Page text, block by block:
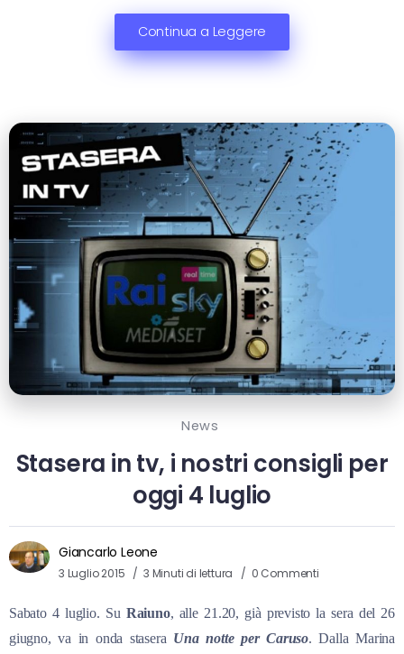
Continua a Leggere
News
Stasera in tv, i nostri consigli per
oggi 4 luglio
Giancarlo Leone
3 Luglio 2015 3 Minuti di lettura 0 Commenti
Sabato 4 luglio. Su Raiuno, alle 21.20, già previsto la sera del 26
giugno, va in onda stasera Una notte per Caruso. Dalla Marina